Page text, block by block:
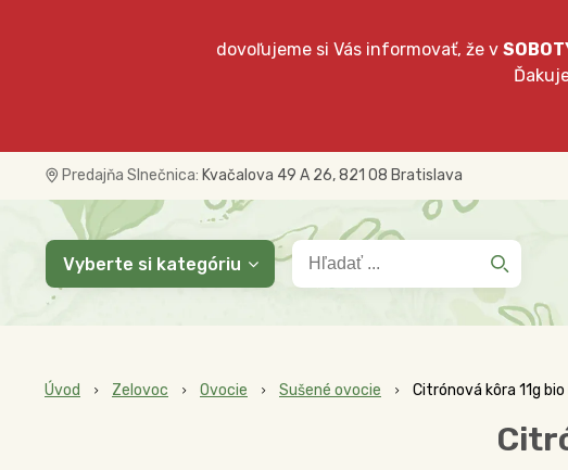
dovoľujeme si Vás informovať, že v
Predajňa Slnečnica: Kvačalova 49 A 26, 821 08 Bratislava
Úvod Zelovoc Ovocie Sušené ovocie Citrónová kôra 11g
Vyberte si kategóriu